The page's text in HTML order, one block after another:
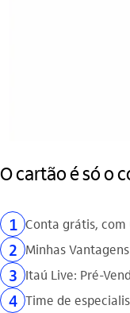
O cartão é só o
1 Conta grátis,
2 Minhas
3 Itaú Live: Pré-
4 Time de